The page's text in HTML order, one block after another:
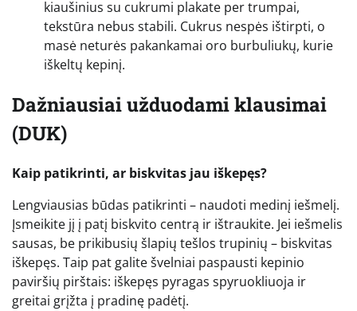
kiaušinius su cukrumi plakate per trumpai,
tekstūra nebus stabili. Cukrus nespės ištirpti, o
masė neturės pakankamai oro burbuliukų, kurie
iškeltų kepinį.
Dažniausiai užduodami klausimai
(DUK)
Kaip patikrinti, ar biskvitas jau iškepęs?
Lengviausias būdas patikrinti – naudoti medinį iešmelį.
Įsmeikite jį į patį biskvito centrą ir ištraukite. Jei iešmelis
sausas, be prikibusių šlapių tešlos trupinių – biskvitas
iškepęs. Taip pat galite švelniai paspausti kepinio
paviršių pirštais: iškepęs pyragas spyruokliuoja ir
greitai grįžta į pradinę padėtį.